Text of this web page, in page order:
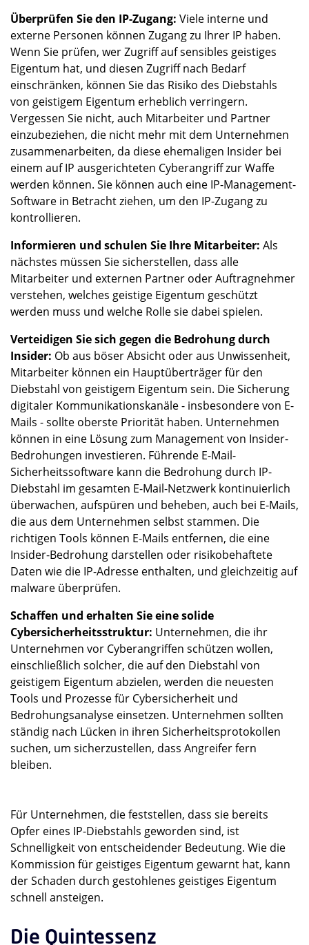
Überprüfen Sie den IP-Zugang: Viele interne und
externe Personen können Zugang zu Ihrer IP haben.
Wenn Sie prüfen, wer Zugriff auf sensibles geistiges
Eigentum hat, und diesen Zugriff nach Bedarf
einschränken, können Sie das Risiko des Diebstahls
von geistigem Eigentum erheblich verringern.
Vergessen Sie nicht, auch Mitarbeiter und Partner
einzubeziehen, die nicht mehr mit dem Unternehmen
zusammenarbeiten, da diese ehemaligen Insider bei
einem auf IP ausgerichteten Cyberangriff zur Waffe
werden können. Sie können auch eine IP-Management-
Software in Betracht ziehen, um den IP-Zugang zu
kontrollieren.
Informieren und schulen Sie Ihre Mitarbeiter: Als
nächstes müssen Sie sicherstellen, dass alle
Mitarbeiter und externen Partner oder Auftragnehmer
verstehen, welches geistige Eigentum geschützt
werden muss und welche Rolle sie dabei spielen.
Verteidigen Sie sich gegen die Bedrohung durch
Insider: Ob aus böser Absicht oder aus Unwissenheit,
Mitarbeiter können ein Hauptüberträger für den
Diebstahl von geistigem Eigentum sein. Die Sicherung
digitaler Kommunikationskanäle - insbesondere von E-
Mails - sollte oberste Priorität haben. Unternehmen
können in eine Lösung zum Management von Insider-
Bedrohungen investieren. Führende E-Mail-
Sicherheitssoftware kann die Bedrohung durch IP-
Diebstahl im gesamten E-Mail-Netzwerk kontinuierlich
überwachen, aufspüren und beheben, auch bei E-Mails,
die aus dem Unternehmen selbst stammen. Die
richtigen Tools können E-Mails entfernen, die eine
Insider-Bedrohung darstellen oder risikobehaftete
Daten wie die IP-Adresse enthalten, und gleichzeitig auf
malware überprüfen.
Schaffen und erhalten Sie eine solide
Cybersicherheitsstruktur: Unternehmen, die ihr
Unternehmen vor Cyberangriffen schützen wollen,
einschließlich solcher, die auf den Diebstahl von
geistigem Eigentum abzielen, werden die neuesten
Tools und Prozesse für Cybersicherheit und
Bedrohungsanalyse einsetzen. Unternehmen sollten
ständig nach Lücken in ihren Sicherheitsprotokollen
suchen, um sicherzustellen, dass Angreifer fern
bleiben.
Für Unternehmen, die feststellen, dass sie bereits
Opfer eines IP-Diebstahls geworden sind, ist
Schnelligkeit von entscheidender Bedeutung. Wie die
Kommission für geistiges Eigentum gewarnt hat, kann
der Schaden durch gestohlenes geistiges Eigentum
schnell ansteigen.
Die Quintessenz